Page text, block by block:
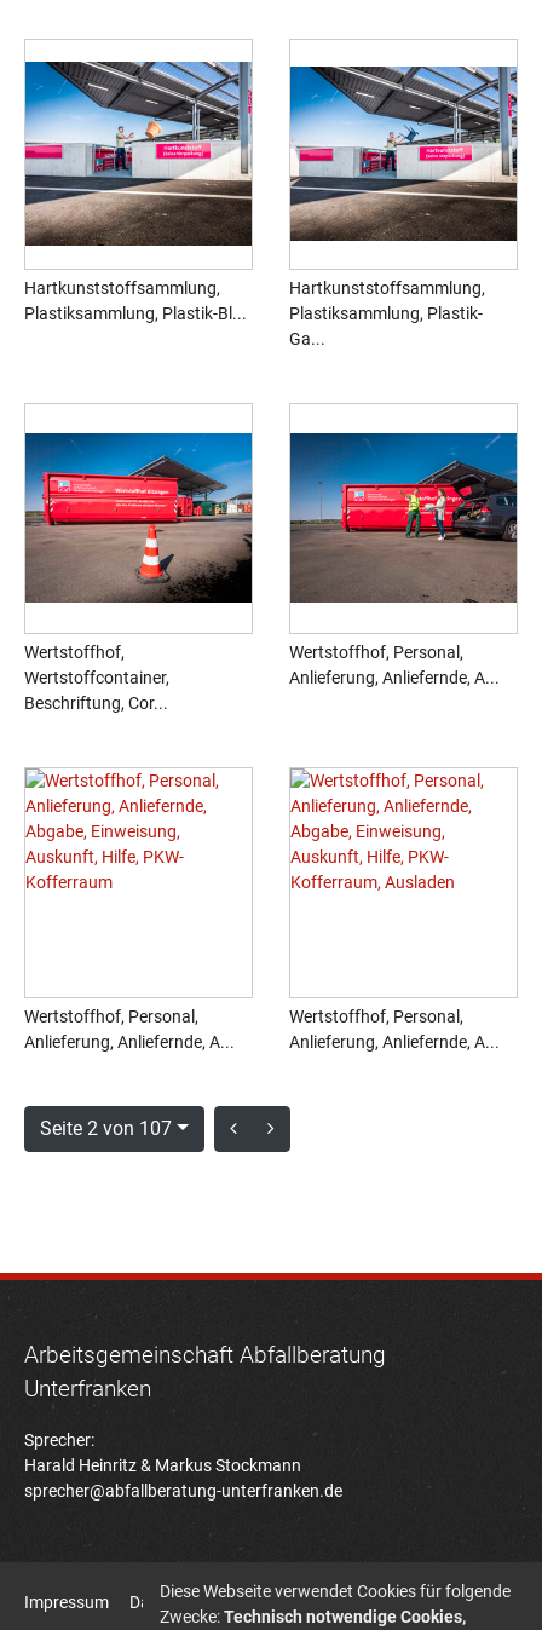
Hartkunststoffsammlung,
Plastiksammlung, Plastik-Bl...
Hartkunststoffsammlung,
Plastiksammlung, Plastik-
Ga...
Wertstoffhof,
Wertstoffcontainer,
Beschriftung, Cor...
Wertstoffhof, Personal,
Anlieferung, Anliefernde, A...
Wertstoffhof, Personal,
Anlieferung, Anliefernde, A...
Wertstoffhof, Personal,
Anlieferung, Anliefernde, A...
Seite 2 von 107
Arbeitsgemeinschaft Abfallberatung
Unterfranken
Sprecher:
Harald Heinritz & Markus Stockmann
sprecher@abfallberatung-unterfranken.de
Impressum Datenschutz
Diese Webseite verwendet Cookies für folgende
Zwecke:Technisch notwendige Cookies,